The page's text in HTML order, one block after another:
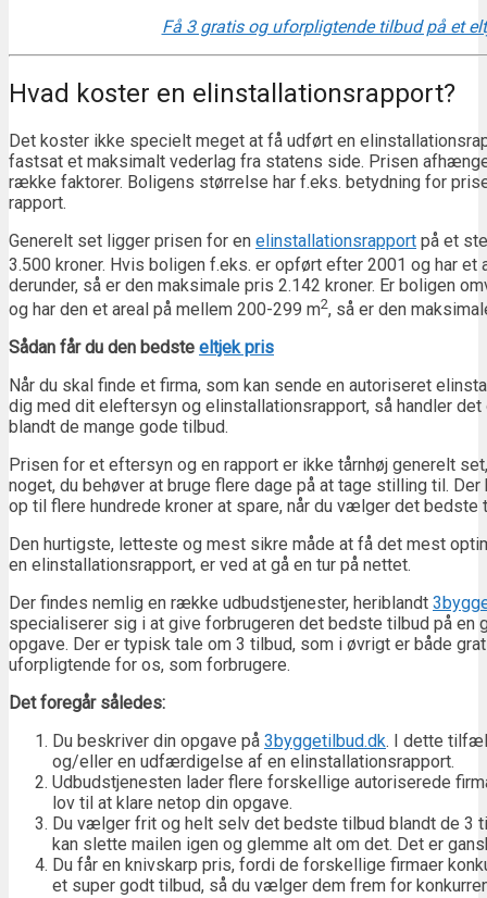
Få 3 gratis og uforpligtende tilbud på et
Hvad koster en elinstallationsrapport?
Det koster ikke specielt meget at få udført en
fastsat et maksimalt vederlag fra statens side. Prisen
række faktorer. Boligens størrelse har f.eks. betydning for
rapport.
Generelt set ligger prisen for en elinstallationsrapport på et
3.500 kroner. Hvis boligen f.eks. er opført efter 2001 og har et
derunder, så er den maksimale pris 2.142 kroner. Er boligen
og har den et areal på mellem 200-299 m2, så er den
Sådan får du den bedste eltjek pris
Når du skal finde et firma, som kan sende en autoriseret
dig med dit eleftersyn og elinstallationsrapport, så handler det
blandt de mange gode tilbud.
Prisen for et eftersyn og en rapport er ikke tårnhøj generelt
noget, du behøver at bruge flere dage på at tage stilling til.
op til flere hundrede kroner at spare, når du vælger det bedste
Den hurtigste, letteste og mest sikre måde at få det mest
en elinstallationsrapport, er ved at gå en tur på nettet.
Der findes nemlig en række udbudstjenester, heriblandt
specialiserer sig i at give forbrugeren det bedste tilbud på en
opgave. Der er typisk tale om 3 tilbud, som i øvrigt er både
uforpligtende for os, som forbrugere.
Det foregår således:
Du beskriver din opgave på 3byggetilbud.dk. I dette
og/eller en udfærdigelse af en elinstallationsrapport.
Udbudstjenesten lader flere forskellige autoriserede
lov til at klare netop din opgave.
Du vælger frit og helt selv det bedste tilbud blandt de 3
kan slette mailen igen og glemme alt om det. Det er
Du får en knivskarp pris, fordi de forskellige firmaer
et super godt tilbud, så du vælger dem frem for